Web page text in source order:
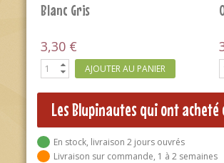
102 - Vert Allem. WWII
3,40 €
AJOUTER AU PANIER
Les Blupinautes qui ont
En stock, livraison 2 jours ouvrés
Livraison sur commande, 1 à 2 semaines